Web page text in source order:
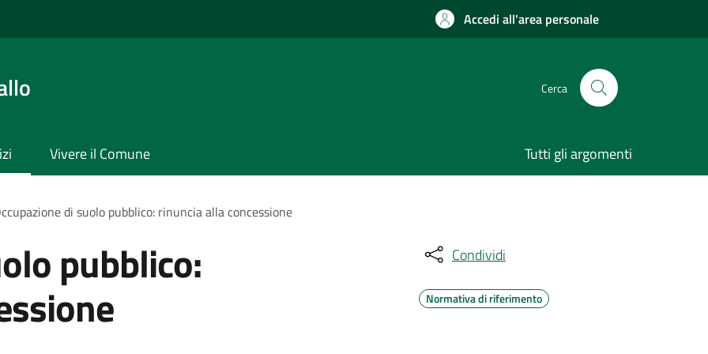
Accedi all'area personale
Cerca
Vivere il Comune Tutti gli argomenti
di suolo pubblico: rinuncia alla concessione
pubblico: Condividi
Normativa di riferimento